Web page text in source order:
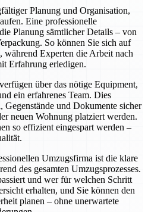
Planung und Organisation,
Eine professionelle
Planung sämtlicher Details – von
So können Sie sich auf
während Experten die Arbeit nach
Erfahrung erledigen.
über das nötige Equipment,
ein erfahrenes Team. Dies
Gegenstände und Dokumente sicher
neuen Wohnung platziert werden.
so effizient eingespart werden –
Umzugsfirma ist die klare
des gesamten Umzugsprozesses.
und wer für welchen Schritt
erhalten, und Sie können den
planen – ohne unerwartete